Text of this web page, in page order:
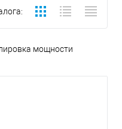
мощности